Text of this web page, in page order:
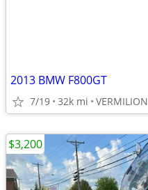
2013 BMW F800GT
7/19 32k mi VERMILION
$3,200